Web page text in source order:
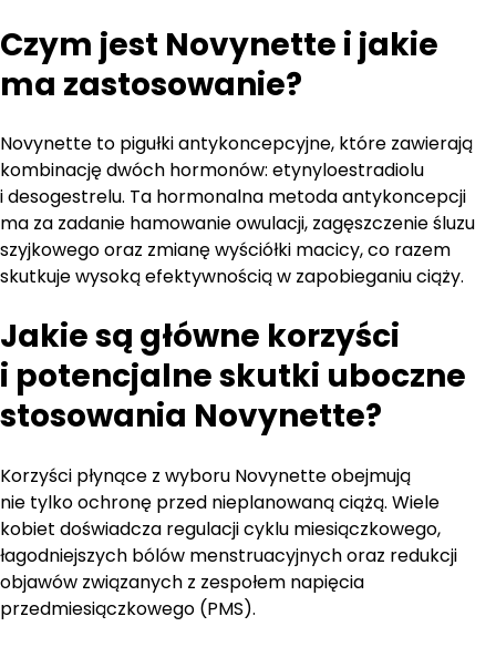
Czym jest Novynette i jakie
ma zastosowanie?
Novynette to pigułki antykoncepcyjne, które zawierają
kombinację dwóch hormonów: etynyloestradiolu
i desogestrelu. Ta hormonalna metoda antykoncepcji
ma za zadanie hamowanie owulacji, zagęszczenie śluzu
szyjkowego oraz zmianę wyściółki macicy, co razem
skutkuje wysoką efektywnością w zapobieganiu ciąży.
Jakie są główne korzyści
i potencjalne skutki uboczne
stosowania Novynette?
Korzyści płynące z wyboru Novynette obejmują
nie tylko ochronę przed nieplanowaną ciążą. Wiele
kobiet doświadcza regulacji cyklu miesiączkowego,
łagodniejszych bólów menstruacyjnych oraz redukcji
objawów związanych z zespołem napięcia
przedmiesiączkowego (PMS).